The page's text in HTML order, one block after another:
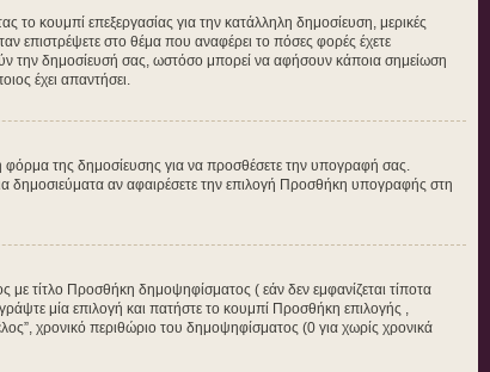
το κουμπί επεξεργασίας για την κατάλληλη δημοσίευση, μερικές
επιστρέψετε στο θέμα που αναφέρει το πόσες φορές έχετε
την δημοσίευσή σας, ωστόσο μπορεί να αφήσουν κάποια σημείωση
έχει απαντήσει.
φόρμα της δημοσίευσης για να προσθέσετε την υπογραφή σας.
δημοσιεύματα αν αφαιρέσετε την επιλογή Προσθήκη υπογραφής στη
τίτλο Προσθήκη δημοψηφίσματος ( εάν δεν εμφανίζεται τίποτα
μία επιλογή και πατήστε το κουμπί Προσθήκη επιλογής ,
χρονικό περιθώριο του δημοψηφίσματος (0 για χωρίς χρονικά